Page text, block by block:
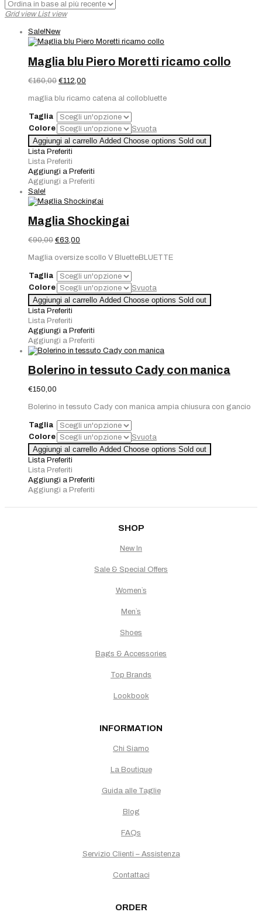
base
Grid view List view
Sale! New
Maglia blu Piero Moretti ricamo collo
€160,00 Il
originale
€160,00.
€112,00
attuale
€112,00.
maglia blu ricamo catena al collobluette
Taglia
Colore
Svuota
Aggiungi al carrello Added Choose options Sold out
Lista Preferiti
Lista Preferiti
Aggiungi a Preferiti
Aggiungi a Preferiti
Sale!
Maglia Shockingai
€90,00 Il
originale
era:
€90,00.
€63,00
attuale
è:
€63,00.
Maglia oversize scollo V BluetteBLUETTE
Taglia
Colore
Svuota
Aggiungi al carrello Added Choose options Sold out
Lista Preferiti
Lista Preferiti
Aggiungi a Preferiti
Aggiungi a Preferiti
Bolerino in tessuto Cady con manica
€150,00
Bolerino in tessuto Cady con manica ampia chiusura con gancio
Taglia
Colore
Svuota
Aggiungi al carrello Added Choose options Sold out
Lista Preferiti
Lista Preferiti
Aggiungi a Preferiti
Aggiungi a Preferiti
SHOP
New In
Sale & Special Offers
Women`s
Men`s
Shoes
Bags & Accessories
Top Brands
Lookbook
INFORMATION
Chi Siamo
La Boutique
Guida alle Taglie
Blog
FAQs
Servizio Clienti – Assistenza
Contattaci
ORDER